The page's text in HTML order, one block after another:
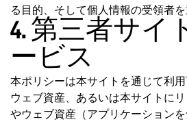
る目的、そして個人情報の受領者を
4. 第三者サイ
ービス
本ポリシーは本サイトを通じて利
ウェブ資産、あるいは本サイトに
やウェブ資産（アプリケーション